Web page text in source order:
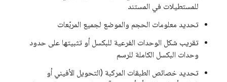
للمستطيلات في المستند
تحديد معلومات الحجم والموضع لجميع المربّعات
تقريب شكل الوحدات الفرعية للبكسل أو تثبيتها على حدود
وحدات البكسل الكاملة للرسم
تحديد خصائص الطبقات المركبة (التحويل الأفيني أو